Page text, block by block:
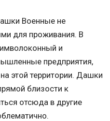
Военные не
для проживания. В
и
предприятия,
этой территории. Дашки
близости к
отсюда в другие